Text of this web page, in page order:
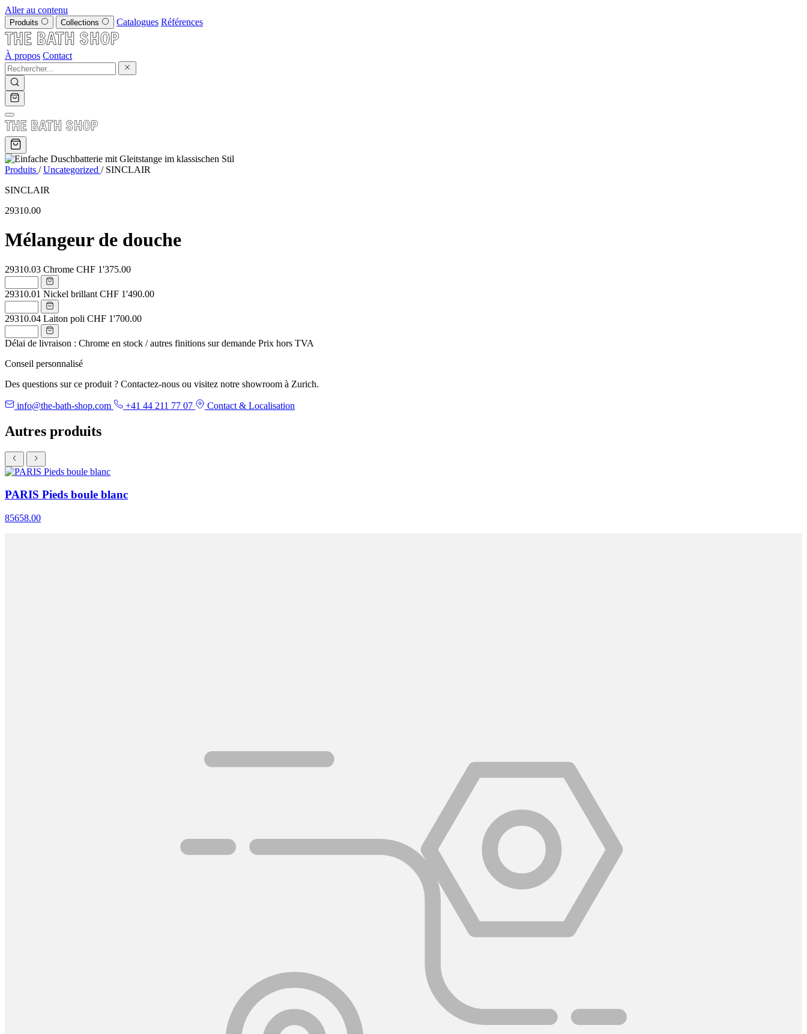
Aller au contenu
Produits Collections Catalogues Références
À propos Contact
Produits / Uncategorized / SINCLAIR
SINCLAIR
29310.00
Mélangeur de douche
29310.03 Chrome CHF 1'375.00
29310.01 Nickel brillant CHF 1'490.00
29310.04 Laiton poli CHF 1'700.00
Délai de livraison : Chrome en stock / autres finitions sur demande Prix hors TVA
Conseil personnalisé
Des questions sur ce produit ? Contactez-nous ou visitez notre showroom à Zurich.
info@the-bath-shop.com +41 44 211 77 07 Contact & Localisation
Autres produits
PARIS Pieds boule blanc
85658.00